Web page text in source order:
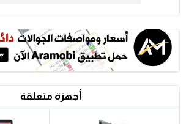
أجهزة متعلقة